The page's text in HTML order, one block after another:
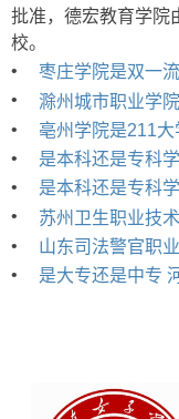
批准，德宏教育学院
校。
•
枣庄学院是双一
•
滁州城市职业学
•
亳州学院是211大
•
是本科还是专科
•
是本科还是专科
•
苏州卫生职业技
•
山东司法警官职
•
是大专还是中专